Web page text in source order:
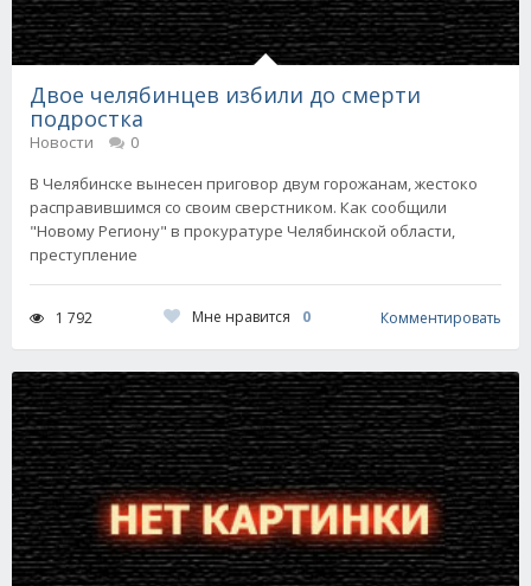
Двое челябинцев избили до смерти
подростка
Новости
0
В Челябинске вынесен приговор двум горожанам, жестоко
расправившимся со своим сверстником. Как сообщили
"Новому Региону" в прокуратуре Челябинской области,
преступление
1 792 Мне нравится 0 Комментировать